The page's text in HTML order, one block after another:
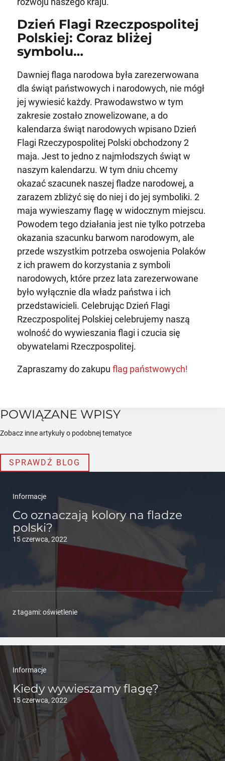
Dzień Flagi Rzeczpospolitej
Polskiej: Coraz bliżej
symbolu…
Dawniej flaga narodowa była zarezerwowana
dla świąt państwowych i narodowych, nie mógł
jej wywiesić każdy. Prawodawstwo w tym
zakresie zostało znowelizowane, a do
kalendarza świąt narodowych wpisano Dzień
Flagi Rzeczypospolitej Polski obchodzony 2
maja. Jest to jedno z najmłodszych świąt w
naszym kalendarzu. W tym dniu chcemy
okazać szacunek naszej fladze narodowej, a
zarazem zbliżyć się do niej i do jej symboliki. 2
maja wywieszamy flagę w widocznym miejscu.
Powodem tego działania jest nie tylko potrzeba
okazania szacunku barwom narodowym, ale
przede wszystkim potrzeba oswojenia Polaków
z ich prawem do korzystania z symboli
narodowych, które przez lata zarezerwowane
było wyłącznie dla władz państwa i ich
przedstawicieli. Celebrując Dzień Flagi
Rzeczpospolitej Polskiej celebrujemy naszą
wolność do wywieszania flagi i czucia się
obywatelami Rzeczpospolitej.
Zapraszamy do zakupu flag państwowych!
POWIĄZANE WPISY
Zobacz inne artykuły o podobnej tematyce
SPRAWDŹ BLOG
Co oznaczają kolory na fladze
polski?
Informacje
15 czerwca, 2022
z tagami:oświetlenie
Kiedy wywieszamy flagę?
Informacje
15 czerwca, 2022